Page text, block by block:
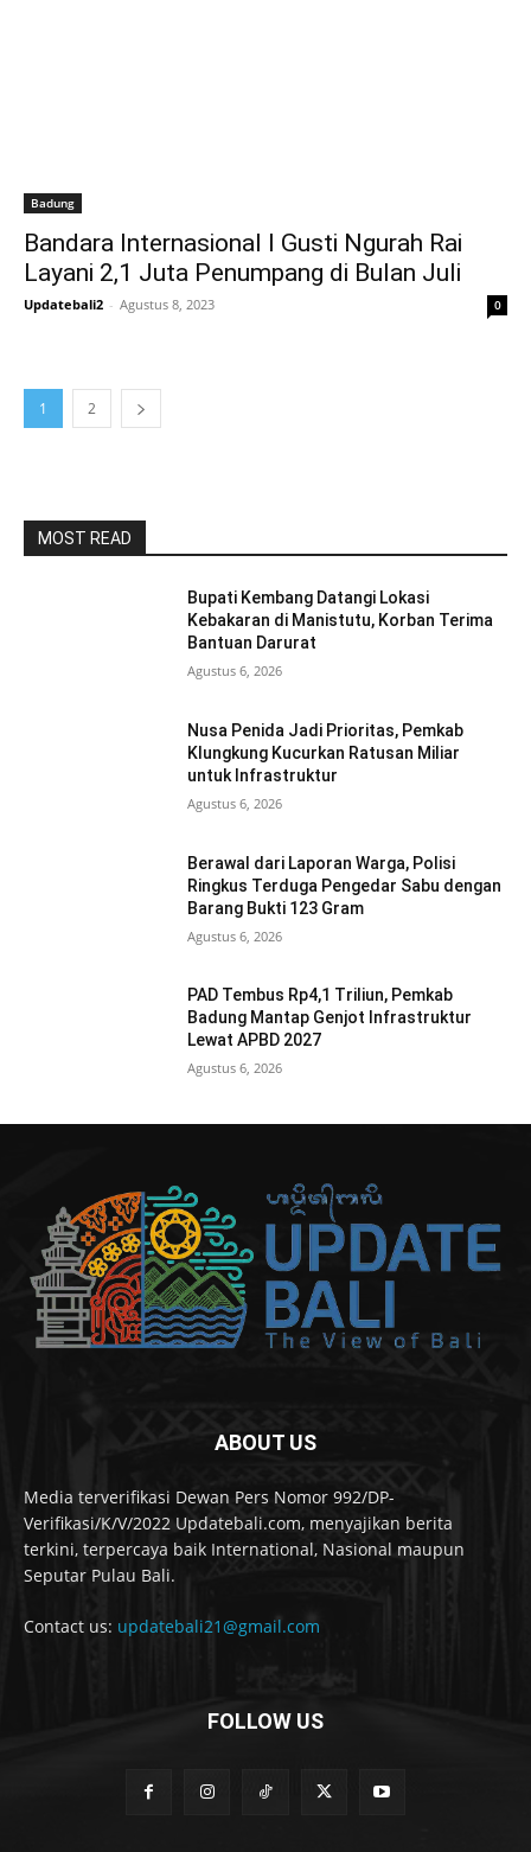
Badung
Bandara Internasional I Gusti Ngurah Rai
Layani 2,1 Juta Penumpang di Bulan Juli
Updatebali2 - Agustus 8, 2023 0
1 2
MOST READ
Bupati Kembang Datangi Lokasi
Kebakaran di Manistutu, Korban Terima
Bantuan Darurat
Agustus 6, 2026
Nusa Penida Jadi Prioritas, Pemkab
Klungkung Kucurkan Ratusan Miliar
untuk Infrastruktur
Agustus 6, 2026
Berawal dari Laporan Warga, Polisi
Ringkus Terduga Pengedar Sabu dengan
Barang Bukti 123 Gram
Agustus 6, 2026
PAD Tembus Rp4,1 Triliun, Pemkab
Badung Mantap Genjot Infrastruktur
Lewat APBD 2027
Agustus 6, 2026
ABOUT US
Media terverifikasi Dewan Pers Nomor 992/DP-
Verifikasi/K/V/2022 Updatebali.com, menyajikan berita
terkini, terpercaya baik International, Nasional maupun
Seputar Pulau Bali.
Contact us: updatebali21@gmail.com
FOLLOW US